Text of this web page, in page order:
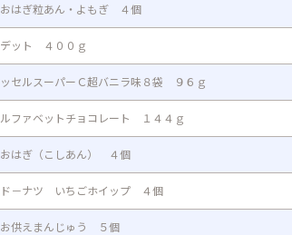
はぎ粒あん・よもぎ ４個
ット ４００ｇ
セルスーパーＣ超バニラ味８袋 ９６ｇ
ファベットチョコレート １４４ｇ
はぎ（こしあん） ４個
－ナツ いちごホイップ ４個
供えまんじゅう ５個